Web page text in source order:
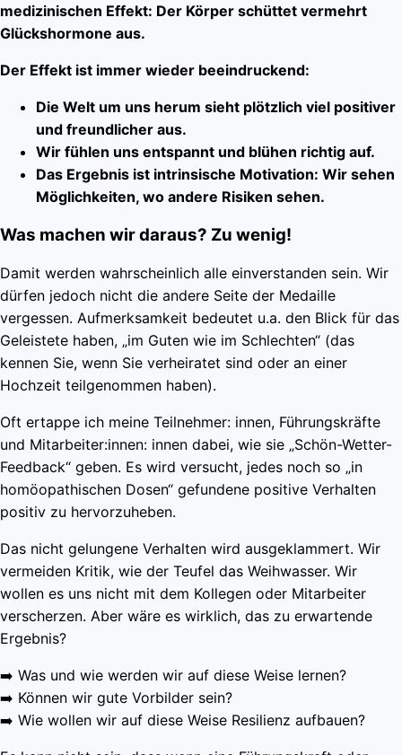
medizinischen Effekt: Der Körper schüttet vermehrt
Glückshormone aus.
Der Effekt ist immer wieder beeindruckend:
Die Welt um uns herum sieht plötzlich viel positiver
und freundlicher aus.
Wir fühlen uns entspannt und blühen richtig auf.
Das Ergebnis ist intrinsische Motivation: Wir sehen
Möglichkeiten, wo andere Risiken sehen.
Was machen wir daraus? Zu wenig!
Damit werden wahrscheinlich alle einverstanden sein. Wir
dürfen jedoch nicht die andere Seite der Medaille
vergessen. Aufmerksamkeit bedeutet u.a. den Blick für das
Geleistete haben, „im Guten wie im Schlechten“ (das
kennen Sie, wenn Sie verheiratet sind oder an einer
Hochzeit teilgenommen haben).
Oft ertappe ich meine Teilnehmer: innen, Führungskräfte
und Mitarbeiter:innen: innen dabei, wie sie „Schön-Wetter-
Feedback“ geben. Es wird versucht, jedes noch so „in
homöopathischen Dosen“ gefundene positive Verhalten
positiv zu hervorzuheben.
Das nicht gelungene Verhalten wird ausgeklammert. Wir
vermeiden Kritik, wie der Teufel das Weihwasser. Wir
wollen es uns nicht mit dem Kollegen oder Mitarbeiter
verscherzen. Aber wäre es wirklich, das zu erwartende
Ergebnis?
➡️ Was und wie werden wir auf diese Weise lernen?
➡️ Können wir gute Vorbilder sein?
➡️ Wie wollen wir auf diese Weise Resilienz aufbauen?